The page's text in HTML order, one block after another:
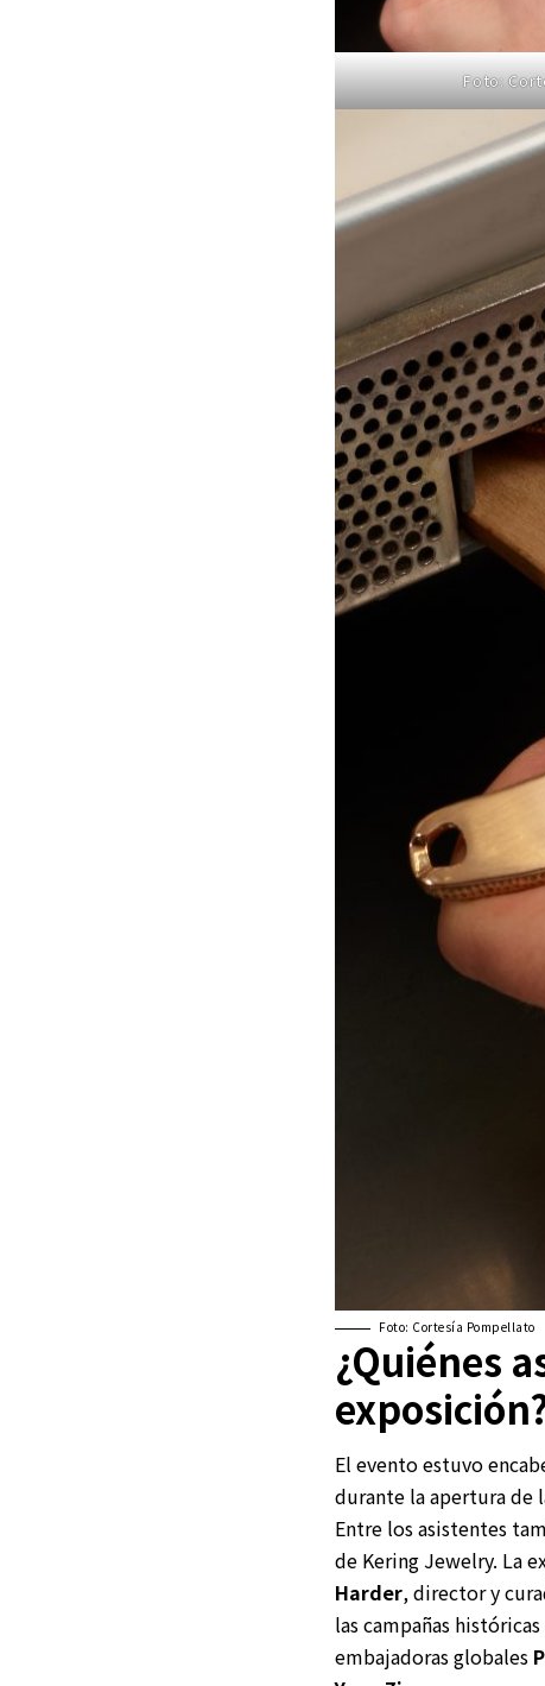
Foto:
Foto: Cortesía Pompellato
¿Quiénes
El evento estuvo
durante la apertura de
Entre los asistentes
de Kering Jewelry. La
Harder, director y
las campañas
embajadoras globales